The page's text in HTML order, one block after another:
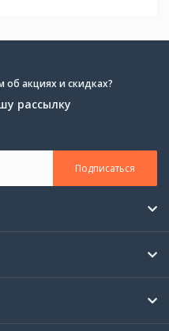
об акциях и скидках?
рассылку
Подписаться